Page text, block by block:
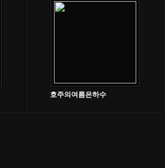
호주의여름은하수